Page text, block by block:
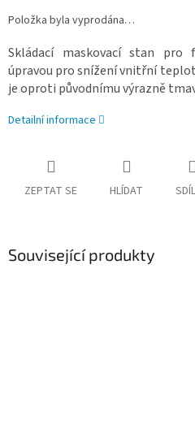
Položka byla vyprodána…
Skládací maskovací stan pro
úpravou pro snížení vnitřní
je oproti původnímu výrazně
Detailní informace
ZEPTAT SE HLÍDAT
Související produkty